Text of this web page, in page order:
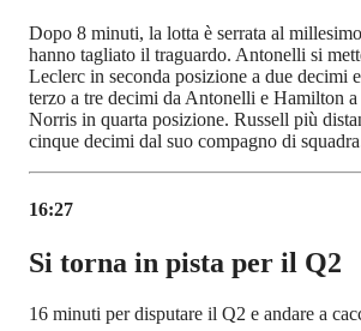
Dopo 8 minuti, la lotta è serrata al
hanno tagliato il traguardo. Antonelli si
Leclerc in seconda posizione a due decimi
terzo a tre decimi da Antonelli e Hamilton a
Norris in quarta posizione. Russell più
cinque decimi dal suo compagno di
16:27
Si torna in pista per il Q2
16 minuti per disputare il Q2 e andare a